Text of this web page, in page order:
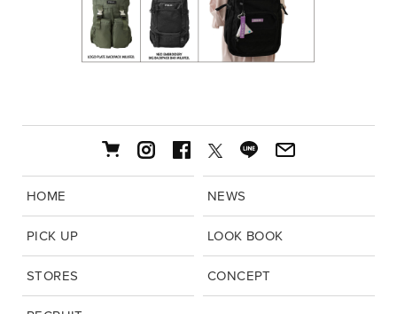
HOME NEWS
PICK UP LOOK BOOK
STORES CONCEPT